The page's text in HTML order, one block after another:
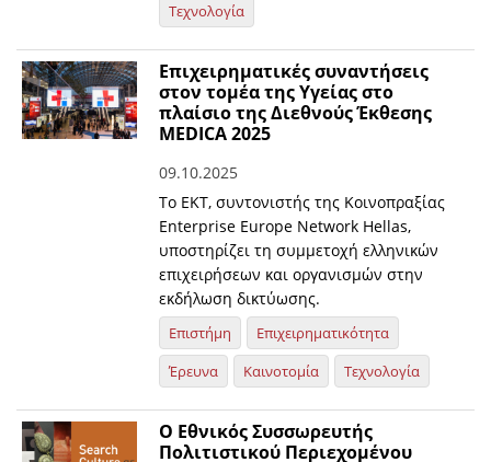
Τεχνολογία
Επιχειρηματικές συναντήσεις
στον τομέα της Υγείας στο
πλαίσιο της Διεθνούς Έκθεσης
MEDICA 2025
09.10.2025
Το ΕΚΤ, συντονιστής της Κοινοπραξίας
Enterprise Europe Network Hellas,
υποστηρίζει τη συμμετοχή ελληνικών
επιχειρήσεων και οργανισμών στην
εκδήλωση δικτύωσης.
Επιστήμη
Επιχειρηματικότητα
Έρευνα
Καινοτομία Τεχνολογία
Ο Εθνικός Συσσωρευτής
Πολιτιστικού Περιεχομένου